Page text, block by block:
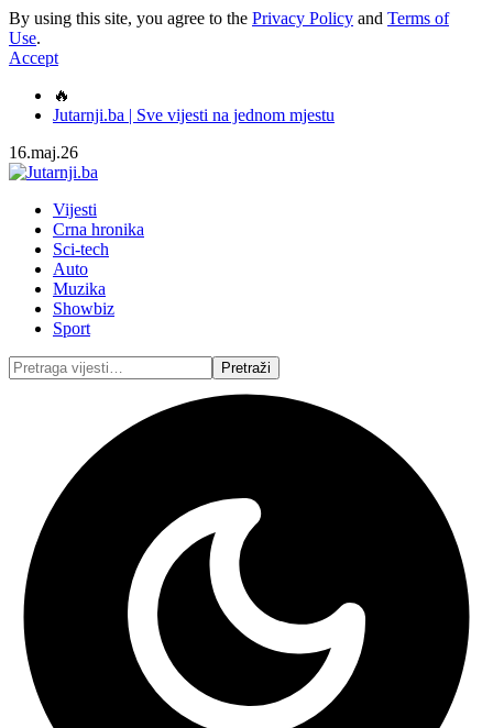
By using this site, you agree to the Privacy Policy and Terms of
Use.
Accept
🔥
Jutarnji.ba | Sve vijesti na jednom mjestu
16.maj.26
Vijesti
Crna hronika
Sci-tech
Auto
Muzika
Showbiz
Sport